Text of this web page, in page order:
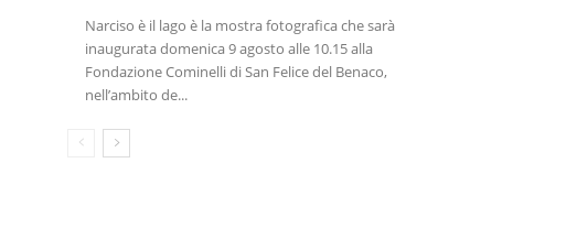
Narciso è il lago è la mostra fotografica che sarà
inaugurata domenica 9 agosto alle 10.15 alla
Fondazione Cominelli di San Felice del Benaco,
nell’ambito de...